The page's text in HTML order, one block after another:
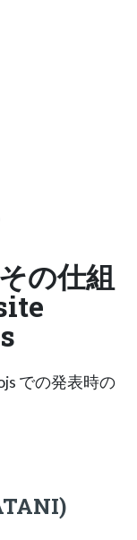
の仕組
での発表時の